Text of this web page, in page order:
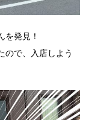
を発見！
ので、入店しよう